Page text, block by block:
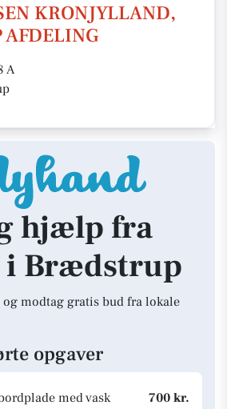
KRONJYLLAND,
A
hjælp fra
i Brædstrup
og modtag gratis bud fra lokale
opgaver
med vask
700 kr.